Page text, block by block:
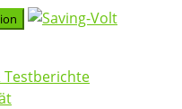
Testberichte